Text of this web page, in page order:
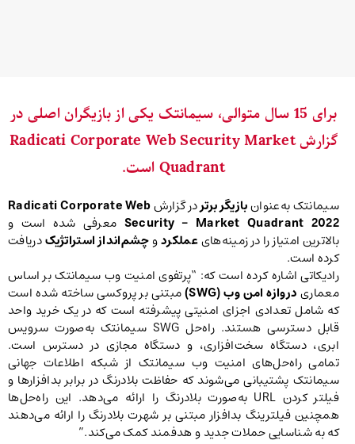
برای 15 سال متوالی، سیمانتک یکی از بازیگران اصلی در
گزارش Radicati Corporate Web Security Market
Quadrant است.
سیمانتک به‌عنوانبازیگر برتردر گزارشRadicati Corporate Web
Security – Market Quadrant 2022 معرفی شده است و
بالاترین امتیاز را در زمینه‌هایعملکردوچشم‌انداز استراتژیکدریافت
کرده است.
رادیکاتی اشاره کرده است که: “پرتفوی امنیت وب سیمانتک بر اساس
معماریدروازه امن وب (SWG)
مبتنی بر پروکسی ساخته شده است
که شامل تعدادی اجزای امنیتی پیشرفته است که در یک خرید واحد
قابل دسترسی هستند. راه‌حل SWG سیمانتک به‌صورت سرویس
ابری، دستگاه سخت‌افزاری، و دستگاه مجازی در دسترس است.
تمامی راه‌حل‌های امنیت وب سیمانتک از شبکه اطلاعات جهانی
سیمانتک پشتیبانی می‌شوند که حفاظت بلادرنگ در برابر بدافزارها و
فیلتر کردن URL به‌صورت بلادرنگ را ارائه می‌دهد. این راه‌حل‌ها
همچنین فیلترینگ بدافزار مبتنی بر شهرت بلادرنگ را ارائه می‌دهند
که به شناسایی حملات جدید و هدفمند کمک می‌کند.”